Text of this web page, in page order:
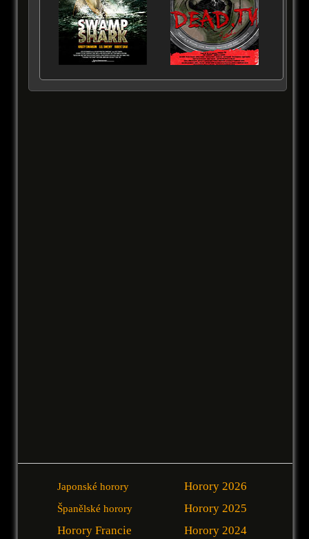
Japonské horory
Španělské horory
Horory Francie
Horory 2026
Horory 2025
Horory 2024